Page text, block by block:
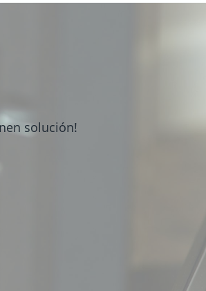
solución!